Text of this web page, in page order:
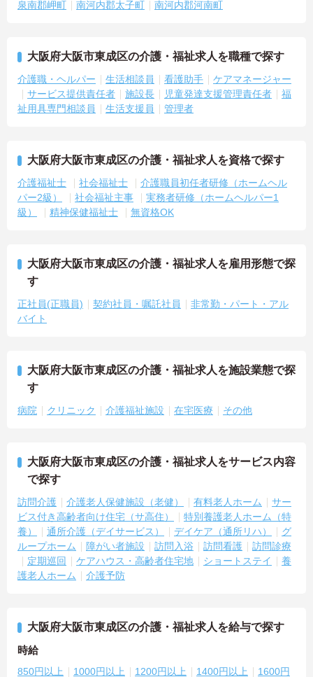
泉南郡岬町 南河内郡太子町 南河内郡河南町
大阪府大阪市東成区の介護・福祉求人を職種で探す
介護職・ヘルパー 生活相談員 看護助手
ケアマネージャー
サービス提供責任者
施設長 児童発達支援管理責任者
福
祉用具専門相談員
生活支援員 管理者
大阪府大阪市東成区の介護・福祉求人を資格で探す
介護福祉士 社会福祉士
介護職員初任者研修（ホームヘル
パー2級）
社会福祉主事
実務者研修（ホームヘルパー1
級）
精神保健福祉士 無資格OK
大阪府大阪市東成区の介護・福祉求人を雇用形態で探
す
正社員(正職員) 契約社員・嘱託社員
非常勤・パート・アル
バイト
大阪府大阪市東成区の介護・福祉求人を施設業態で探
す
病院 クリニック 介護福祉施設 在宅医療 その他
大阪府大阪市東成区の介護・福祉求人をサービス内容
で探す
訪問介護 介護老人保健施設（老健） 有料老人ホーム
サー
ビス付き高齢者向け住宅（サ高住）
特別養護老人ホーム（特
養）
通所介護（デイサービス） デイケア（通所リハ）
グ
ループホーム
障がい者施設 訪問入浴 訪問看護
訪問診療
定期巡回
ケアハウス・高齢者住宅地 ショートステイ
養
護老人ホーム
介護予防
大阪府大阪市東成区の介護・福祉求人を給与で探す
時給
850円以上 1000円以上 1200円以上 1400円以上
1600円